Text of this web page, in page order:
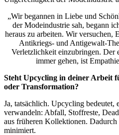
„Wir begannen in Liebe und
der Modeindustrie sah, begann
heraus zu arbeiten. Wir versuchen,
Antikriegs- und Antigewalt-
Verletzlichkeit einzubringen. Der
immer gehen, ist
Steht Upcycling in deiner Arbeit
oder Transformation?
Ja, tatsächlich. Upcycling bedeutet,
verwandeln: Abfall, Stoffreste,
aus früheren Kollektionen.
minimiert.